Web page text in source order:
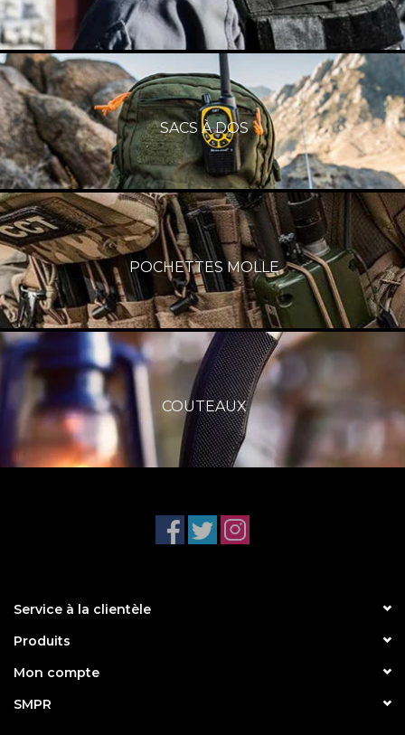
SACS À DOS
POCHETTES MOLLE
COUTEAUX
Service à la clientèle
Produits
Mon compte
SMPR